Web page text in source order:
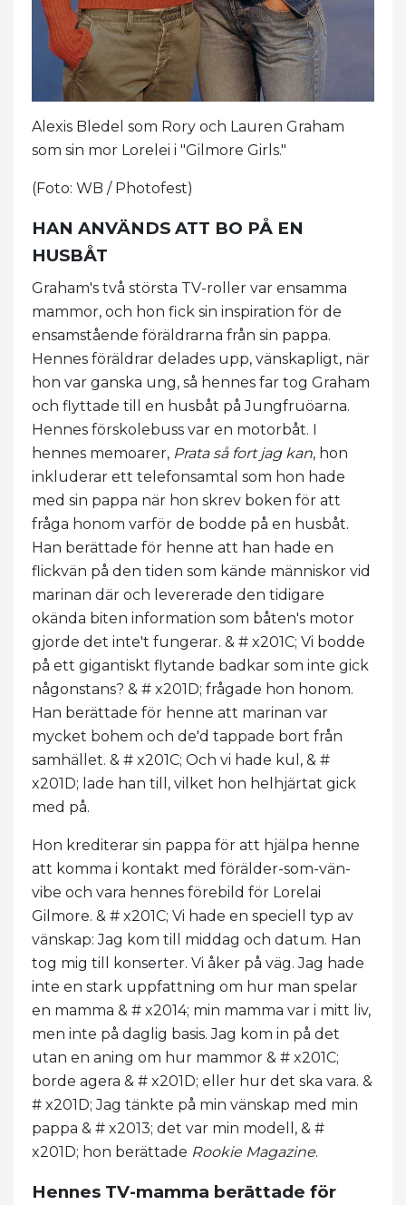
Alexis Bledel som Rory och Lauren Graham
som sin mor Lorelei i "Gilmore Girls."
(Foto: WB / Photofest)
HAN ANVÄNDS ATT BO PÅ EN
HUSBÅT
Graham's två största TV-roller var ensamma
mammor, och hon fick sin inspiration för de
ensamstående föräldrarna från sin pappa.
Hennes föräldrar delades upp, vänskapligt, när
hon var ganska ung, så hennes far tog Graham
och flyttade till en husbåt på Jungfruöarna.
Hennes förskolebuss var en motorbåt. I
hennes memoarer, Prata så fort jag kan, hon
inkluderar ett telefonsamtal som hon hade
med sin pappa när hon skrev boken för att
fråga honom varför de bodde på en husbåt.
Han berättade för henne att han hade en
flickvän på den tiden som kände människor vid
marinan där och levererade den tidigare
okända biten information som båten's motor
gjorde det inte't fungerar. & # x201C; Vi bodde
på ett gigantiskt flytande badkar som inte gick
någonstans? & # x201D; frågade hon honom.
Han berättade för henne att marinan var
mycket bohem och de'd tappade bort från
samhället. & # x201C; Och vi hade kul, & #
x201D; lade han till, vilket hon helhjärtat gick
med på.
Hon krediterar sin pappa för att hjälpa henne
att komma i kontakt med förälder-som-vän-
vibe och vara hennes förebild för Lorelai
Gilmore. & # x201C; Vi hade en speciell typ av
vänskap: Jag kom till middag och datum. Han
tog mig till konserter. Vi åker på väg. Jag hade
inte en stark uppfattning om hur man spelar
en mamma & # x2014; min mamma var i mitt liv,
men inte på daglig basis. Jag kom in på det
utan en aning om hur mammor & # x201C;
borde agera & # x201D; eller hur det ska vara. &
# x201D; Jag tänkte på min vänskap med min
pappa & # x2013; det var min modell, & #
x201D; hon berättade Rookie Magazine.
Hennes TV-mamma berättade för